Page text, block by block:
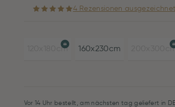
4 Rezensionen
120x180cm 160x230cm
Vor 14 Uhr bestellt, am nächsten tag geliefert in DE